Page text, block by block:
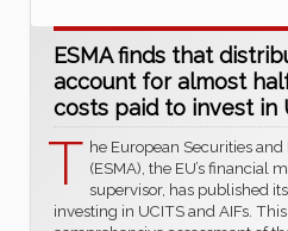
ESMA finds that
account for almost
costs paid to invest in
T he European Securities
(ESMA), the EU’s financial
supervisor, has published
investing in UCITS and AIFs.